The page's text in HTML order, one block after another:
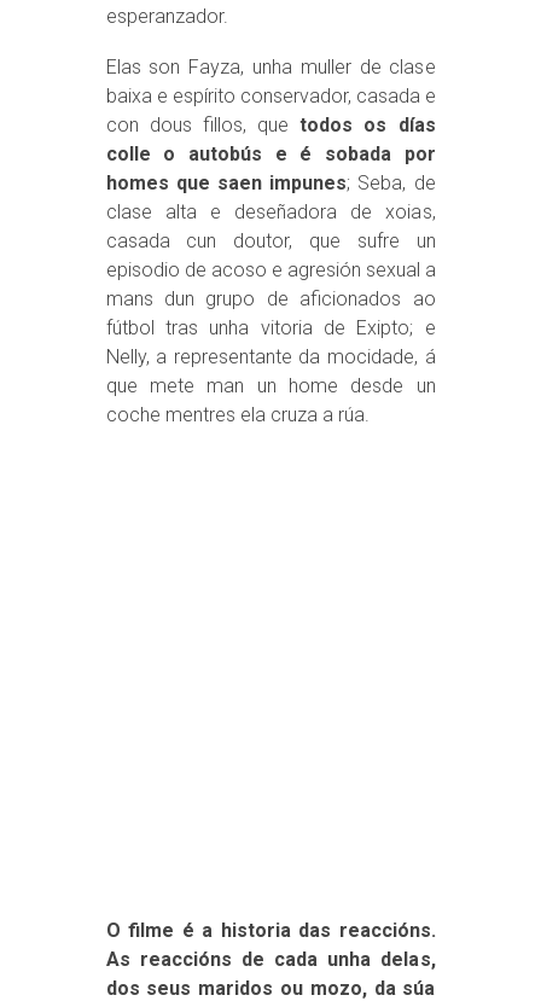
esperanzador.
Elas son Fayza, unha muller de clase
baixa e espírito conservador, casada e
con dous fillos, quetodos os días
colle o autobús e é sobada por
homes que saen impunes; Seba, de
clase alta e deseñadora de xoias,
casada cun doutor, que sufre un
episodio de acoso e agresión sexual a
mans dun grupo de aficionados ao
fútbol tras unha vitoria de Exipto; e
Nelly, a representante da mocidade, á
que mete man un home desde un
coche mentres ela cruza a rúa.
O filme é a historia das reaccións.
As reaccións de cada unha delas,
dos seus maridos ou mozo, da súa